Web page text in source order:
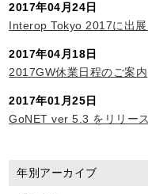
2017年04月24日
Interop Tokyo 2017に出展
2017年04月18日
2017GW休業日程のご案内
2017年01月25日
GoNET ver 5.3 をリリース
年別アーカイブ